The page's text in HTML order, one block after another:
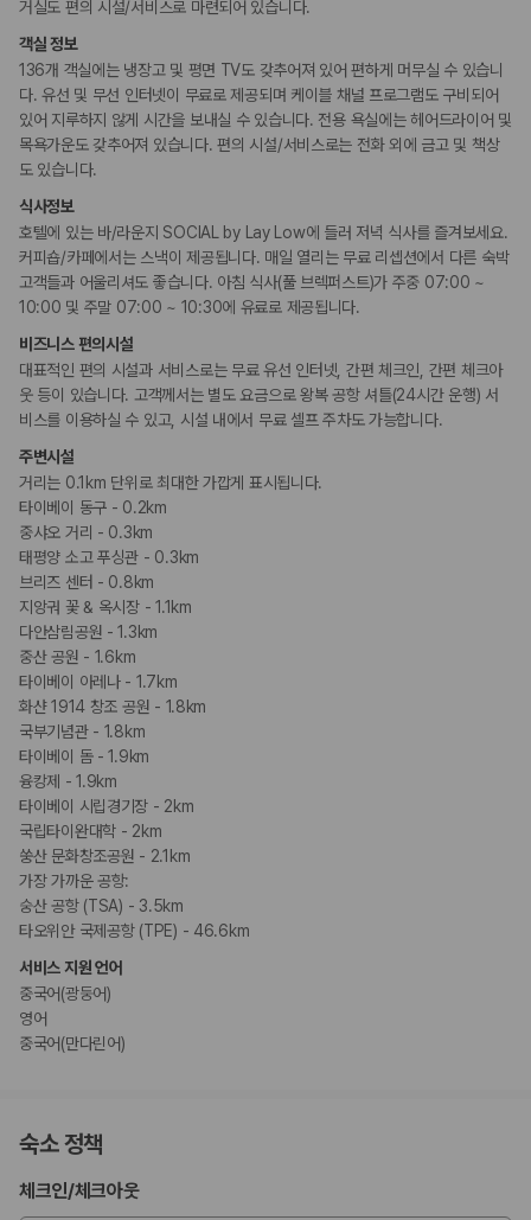
카모아 사이트맵
웰빙 및 피트니스
피트니스/헬스시설
비즈니스
코워킹 스페이스
장애인 편의시설
휠체어로 이용가능한 주차장
흡연 시설
금연 숙박 시설
거실도 편의 시설/서비스로 마련되어 있습니다.
객실 정보
136개 객실에는 냉장고 및 평면 TV도 갖추어져 있어 편하게 머무실 수 있습니
다. 유선 및 무선 인터넷이 무료로 제공되며 케이블 채널 프로그램도 구비되어
있어 지루하지 않게 시간을 보내실 수 있습니다. 전용 욕실에는 헤어드라이어 및
목욕가운도 갖추어져 있습니다. 편의 시설/서비스로는 전화 외에 금고 및 책상
도 있습니다.
식사정보
호텔에 있는 바/라운지 SOCIAL by Lay Low에 들러 저녁 식사를 즐겨보세요.
커피숍/카페에서는 스낵이 제공됩니다. 매일 열리는 무료 리셉션에서 다른 숙박
고객들과 어울리셔도 좋습니다. 아침 식사(풀 브렉퍼스트)가 주중 07:00 ~
10:00 및 주말 07:00 ~ 10:30에 유료로 제공됩니다.
비즈니스 편의시설
대표적인 편의 시설과 서비스로는 무료 유선 인터넷, 간편 체크인, 간편 체크아
웃 등이 있습니다. 고객께서는 별도 요금으로 왕복 공항 셔틀(24시간 운행) 서
비스를 이용하실 수 있고, 시설 내에서 무료 셀프 주차도 가능합니다.
주변시설
거리는 0.1km 단위로 최대한 가깝게 표시됩니다.
타이베이 동구 - 0.2km
중샤오 거리 - 0.3km
태평양 소고 푸싱관 - 0.3km
브리즈 센터 - 0.8km
지앙궈 꽃 & 옥시장 - 1.1km
다안삼림공원 - 1.3km
중산 공원 - 1.6km
타이베이 아레나 - 1.7km
화샨 1914 창조 공원 - 1.8km
국부기념관 - 1.8km
타이베이 돔 - 1.9km
융캉제 - 1.9km
타이베이 시립경기장 - 2km
국립타이완대학 - 2km
쑹산 문화창조공원 - 2.1km
가장 가까운 공항:
숭산 공항 (TSA) - 3.5km
타오위안 국제공항 (TPE) - 46.6km
서비스 지원 언어
중국어(광둥어)
영어
중국어(만다린어)
숙소 정책
체크인/체크아웃